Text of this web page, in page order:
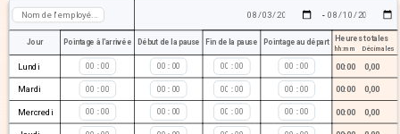
-
Jour Pointage à l'arrivée Début de la pause Fin de la pause Pointage au départ Heures totales
hh:mm Décimales
Lundi : : : : 00:00 0,00
Mardi : : : : 00:00 0,00
Mercredi : : : : 00:00 0,00